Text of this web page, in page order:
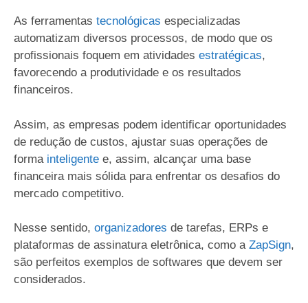
As ferramentas tecnológicas especializadas
automatizam diversos processos, de modo que os
profissionais foquem em atividades estratégicas,
favorecendo a produtividade e os resultados
financeiros.
Assim, as empresas podem identificar oportunidades
de redução de custos, ajustar suas operações de
forma inteligente e, assim, alcançar uma base
financeira mais sólida para enfrentar os desafios do
mercado competitivo.
Nesse sentido, organizadores de tarefas, ERPs e
plataformas de assinatura eletrônica, como aZapSign,
são perfeitos exemplos de softwares que devem ser
considerados.